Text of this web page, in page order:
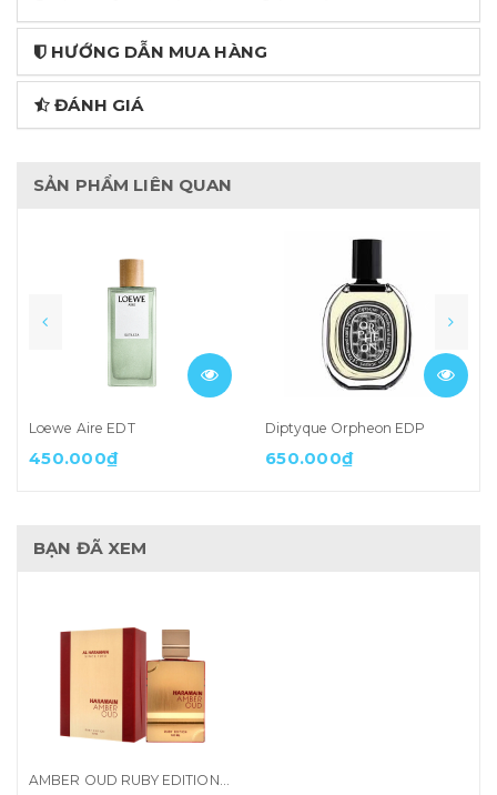
HƯỚNG DẪN MUA HÀNG
ĐÁNH GIÁ
SẢN PHẨM LIÊN QUAN
Loewe Aire EDT
450.000₫
Diptyque Orpheon EDP
650.000₫
BẠN ĐÃ XEM
AMBER OUD RUBY EDITION AL HARAMAIN